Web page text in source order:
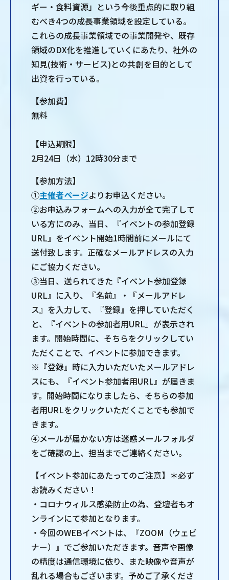
ギー・食料資源」という今後重点的に取り組
むべき4つの成長事業領域を設定している。
これらの成長事業領域での事業開発や、既存
領域のDX化を推進していくにあたり、社外の
知見(技術・サービス)との共創を目的として
出資を行っている。
【参加費】
無料
【申込期限】
2月24日（水）12時30分まで
【参加⽅法】
①主催者ページよりお申込ください。
②お申込みフォームへの入力が全て完了して
いる方にのみ、当日、『イベントの参加登録
URL』をイベント開始1時間前にメールにて
送付致します。正確なメールアドレスの⼊⼒
にご協⼒ください。
③当日、送られてきた『イベント参加登録
URL』に入り、『名前』・『メールアドレ
ス』を入力して、『登録』を押していただく
と、『イベントの参加者用URL』が表示され
ます。開始時間に、そちらをクリックしてい
ただくことで、イベントに参加できます。
※『登録』時に入力いただいたメールアドレ
スにも、『イベント参加者用URL』が届きま
す。開始時間になりましたら、そちらの参加
者用URLをクリックいただくことでも参加で
きます。
④メールが届かない方は迷惑メールフォルダ
をご確認の上、担当までご連絡ください。
【イベント参加にあたってのご注意】＊必ず
お読みください！
・コロナウィルス感染防止の為、登壇者もオ
ンラインにて参加となります。
・今回のWEBイベントは、『ZOOM（ウェビ
ナー）』でご参加いただきます。音声や画像
の精度は通信環境に依り、また映像や音声が
乱れる場合もございます。予めご了承くださ